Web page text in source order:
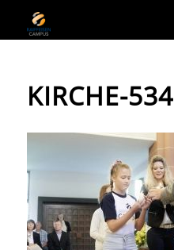
KIRCHE-534